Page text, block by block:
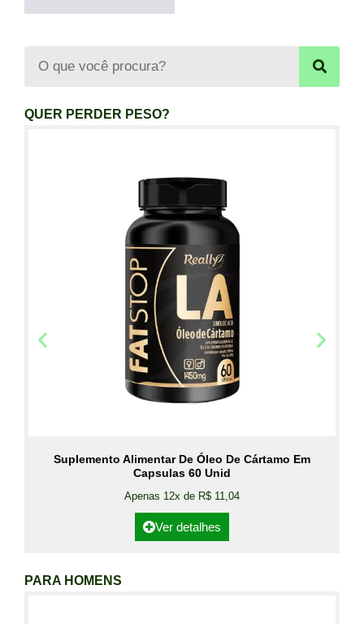
QUER PERDER PESO?
Suplemento Alimentar De Óleo De Cártamo Em
Capsulas 60 Unid
Apenas 12x de R$ 11,04
Ver detalhes
PARA HOMENS